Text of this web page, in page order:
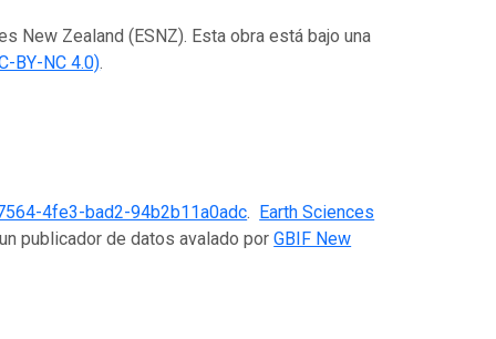
New Zealand (ESNZ). Esta obra está bajo una
BY-NC 4.0).
4fe3-bad2-94b2b11a0adc.
Earth Sciences
publicador de datos avalado porGBIF New